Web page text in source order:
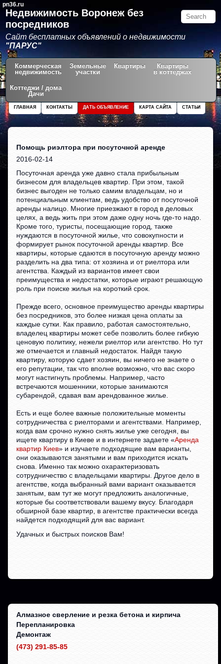
pn36.ru
Недвижимость Воронеж без
посредников
Сайт бесплатных объявлений о недвижимости
"ПАРУС"
Коммерческая
недвижимость
Земельные
участки
Квартиры
Квартиры
в коттеджах
Коттеджи / дома
Дачи
СТАТЬИ
КАРТА САЙТА
ДАТЬ ОБЪЯВЛЕНИЕ
КОНТАКТЫ
ГЛАВНАЯ
Помощь риэлтора при посуточной аренде
2016-02-14
Посуточная аренда уже давно стала прибыльным
бизнесом для владельцев квартир. При этом, такой
бизнес выгоден не только самим владельцам, но и
потенциальным клиентам, ведь удобство от посуточной
аренды налицо. Многие приезжают в город в деловых
целях, а ведь жить при этом даже одну ночь где-то надо.
Кроме того, туристы, посещающие город, также
нуждаются в посуточной жилье, что совокупности и
формирует рынок посуточной аренды квартир. Все
квартиры, которые сдаются в посуточную аренду можно
разделить на два типа: от хозяина и от риелтора или
агентства. Каждый из вариантов имеет свои
преимущества и недостатки, которые играют решающую
роль при поиске жилья на короткий срок.
Прежде всего, основное преимущество аренды квартиры
без посредников, это более низкая цена оплаты за
каждые сутки. Как правило, работая самостоятельно,
владелец квартиры может себе позволить более гибкую
ценовую политику, нежели риелтор или агентство. Но тут
же отмечается и главный недостаток. Найдя такую
квартиру, которую сдает хозяин, вы ничего не знаете о
его репутации, так что вполне возможно, что вас скоро
могут настигнуть проблемы. Например, часто
встречаются мошенники, которые занимаются
субарендой, сдавая вам арендованное жилье.
Есть и еще более важные положительные моменты
сотрудничества с риелторами и агентствами. Например,
когда вам срочно нужно снять жилье уже сегодня, вы
ищете квартиру в Киеве и в интернете задаете «Аренда
квартир Киев» и изучаете подходящие вам варианты,
они оказываются занятыми и вам приходится искать
снова. Именно так можно охарактеризовать
сотрудничество с владельцами квартиры. Другое дело в
агентстве, когда выбранный вами вариант оказывается
занятым, вам тут же могут предложить аналогичные,
которые бы соответствовали вашему вкусу. Благодаря
обширной базе квартир, в агентстве практически всегда
найдется подходящий для вас вариант.
Удачных и быстрых поисков Вам!
Алмазное сверление и резка бетона и кирпича
Перепланировка
Демонтаж
(473) 291-85-85